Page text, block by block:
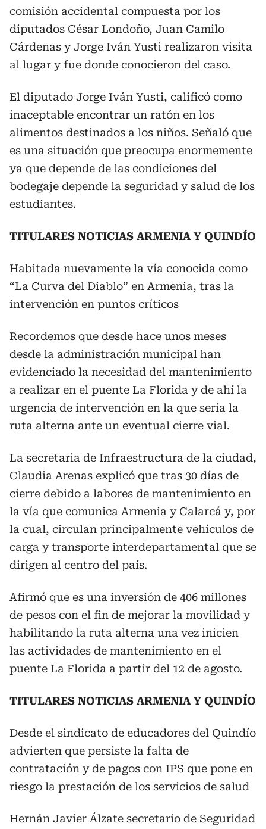
comisión accidental compuesta por los
diputados César Londoño, Juan Camilo
Cárdenas y Jorge Iván Yusti realizaron visita
al lugar y fue donde conocieron del caso.
El diputado Jorge Iván Yusti, calificó como
inaceptable encontrar un ratón en los
alimentos destinados a los niños. Señaló que
es una situación que preocupa enormemente
ya que depende de las condiciones del
bodegaje depende la seguridad y salud de los
estudiantes.
TITULARES NOTICIAS ARMENIA Y QUINDÍO
Habitada nuevamente la vía conocida como
“La Curva del Diablo” en Armenia, tras la
intervención en puntos críticos
Recordemos que desde hace unos meses
desde la administración municipal han
evidenciado la necesidad del mantenimiento
a realizar en el puente La Florida y de ahí la
urgencia de intervención en la que sería la
ruta alterna ante un eventual cierre vial.
La secretaria de Infraestructura de la ciudad,
Claudia Arenas explicó que tras 30 días de
cierre debido a labores de mantenimiento en
la vía que comunica Armenia y Calarcá y, por
la cual, circulan principalmente vehículos de
carga y transporte interdepartamental que se
dirigen al centro del país.
Afirmó que es una inversión de 406 millones
de pesos con el fin de mejorar la movilidad y
habilitando la ruta alterna una vez inicien
las actividades de mantenimiento en el
puente La Florida a partir del 12 de agosto.
TITULARES NOTICIAS ARMENIA Y QUINDÍO
Desde el sindicato de educadores del Quindío
advierten que persiste la falta de
contratación y de pagos con IPS que pone en
riesgo la prestación de los servicios de salud
Hernán Javier Álzate secretario de Seguridad